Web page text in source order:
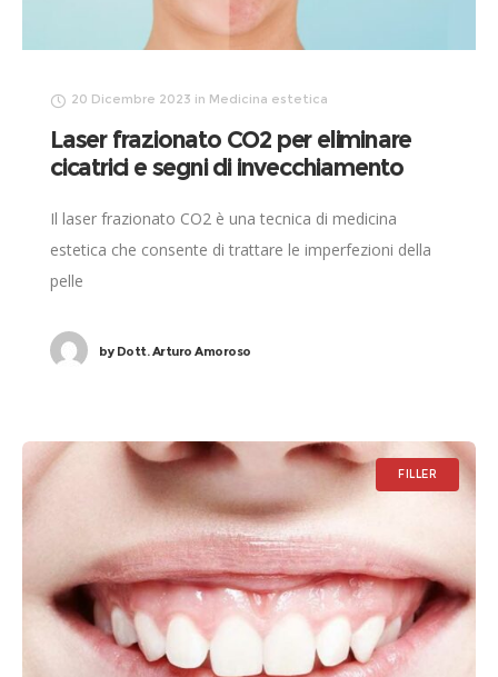
20 Dicembre 2023 in Medicina estetica
Laser frazionato CO2 per eliminare
cicatrici e segni di invecchiamento
Il laser frazionato CO2 è una tecnica di medicina
estetica che consente di trattare le imperfezioni della
pelle
byDott. Arturo Amoroso
FILLER